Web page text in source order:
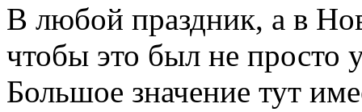
В любой праздник, а в
чтобы это был не просто
Большое значение тут